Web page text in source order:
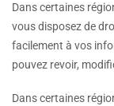
Dans certaines
vous disposez de
facilement à vos
pouvez revoir,
Dans certaines